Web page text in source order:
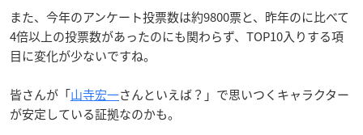
また、今年のアンケート投票数は約9800票と、昨年のに比べて
4倍以上の投票数があったのにも関わらず、TOP10入りする項
目に変化が少ないですね。
皆さんが「山寺宏一さんといえば？」で思いつくキャラクター
が安定している証拠なのかも。